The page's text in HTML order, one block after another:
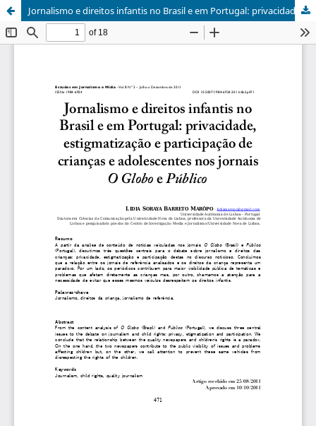
Jornalismo e direitos infantis no Brasil e em Portugal: privacidade, estigmatização, e participação de crianças e adolescentes nos jornais O Globo e Público